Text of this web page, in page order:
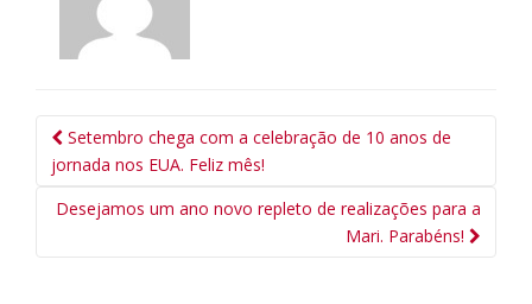
Navegação
da
Postagem
Setembro chega com a celebração de 10 anos de
jornada nos EUA. Feliz mês!
Desejamos um ano novo repleto de realizações para a
Mari. Parabéns!